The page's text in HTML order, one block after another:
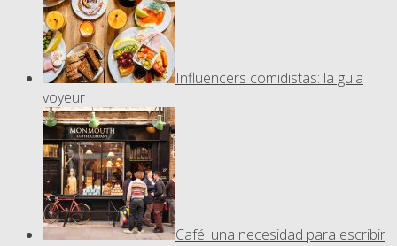
Influencers comidistas: la gula
voyeur
Café: una necesidad para escribir